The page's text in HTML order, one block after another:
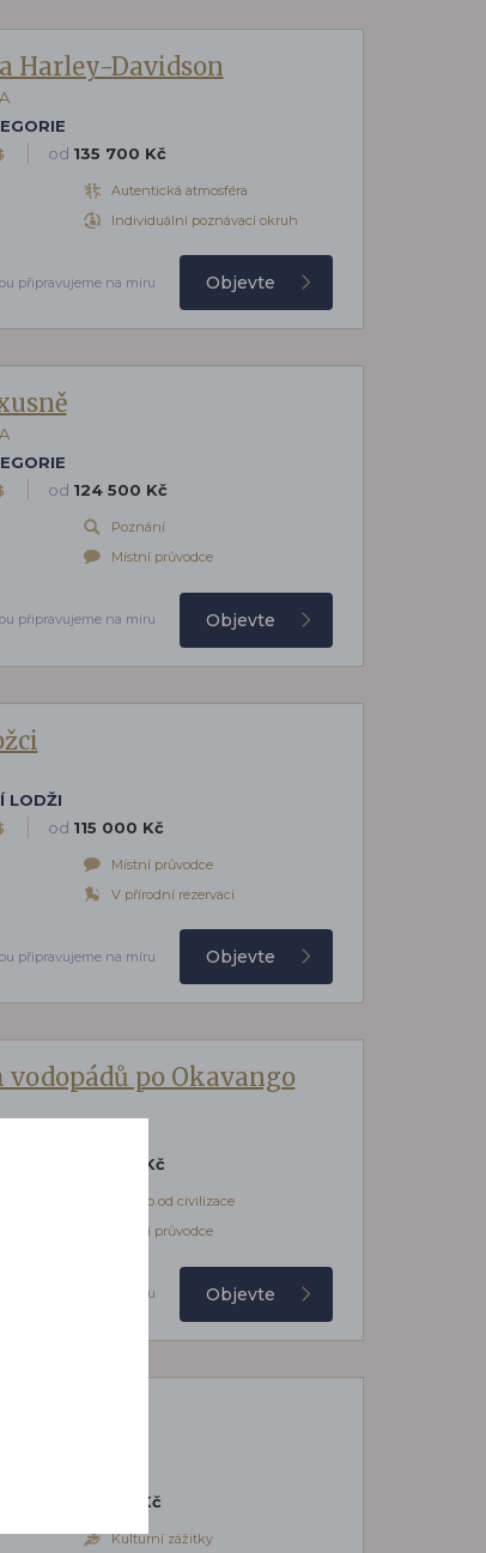
Harley-Davidson
od 135 700 Kč
Autentická atmosféra
Individuální poznávací okruh
připravujeme na míru Objevte
od 124 500 Kč
Poznání
Místní průvodce
připravujeme na míru Objevte
LODŽI
od 115 000 Kč
Místní průvodce
V přírodní rezervaci
připravujeme na míru Objevte
po Okavango
113 000 Kč
Daleko od civilizace
Místní průvodce
připravujeme na míru Objevte
Afriky
87 900 Kč
Kulturní zážitky